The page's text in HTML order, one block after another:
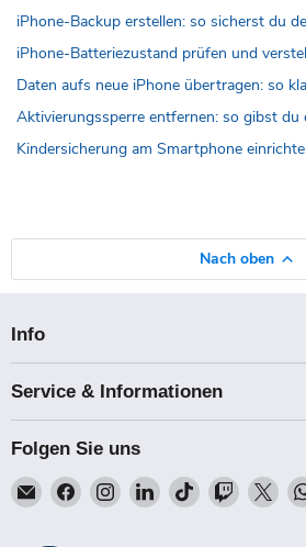
iPhone-Backup erstellen: so sicherst du
iPhone-Batteriezustand prüfen und
Daten aufs neue iPhone übertragen: so
Aktivierungssperre entfernen: so gibst du
Kindersicherung am Smartphone
Nach oben
Info
Service & Informationen
Folgen Sie uns
Email
Talk-
Finden
Sie
Finden
Sie
Finden
Sie
Finden
Sie
Finden
Sie
Sie